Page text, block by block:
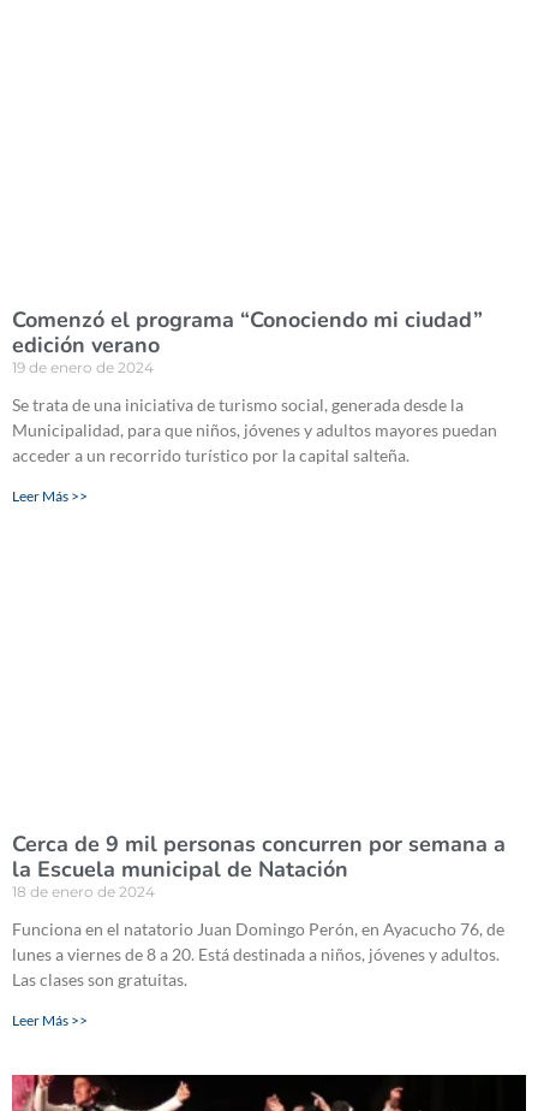
Comenzó el programa “Conociendo mi ciudad”
edición verano
19 de enero de 2024
Se trata de una iniciativa de turismo social, generada desde la
Municipalidad, para que niños, jóvenes y adultos mayores puedan
acceder a un recorrido turístico por la capital salteña.
Leer Más >>
Cerca de 9 mil personas concurren por semana a
la Escuela municipal de Natación
18 de enero de 2024
Funciona en el natatorio Juan Domingo Perón, en Ayacucho 76, de
lunes a viernes de 8 a 20. Está destinada a niños, jóvenes y adultos.
Las clases son gratuitas.
Leer Más >>